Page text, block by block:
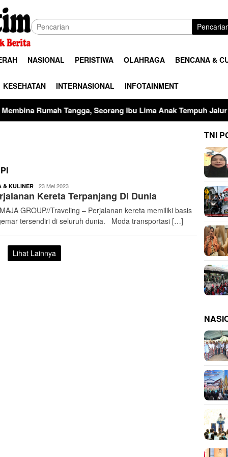
NASIONAL PERISTIWA OLAHRAGA BENCANA &
KESEHATAN INTERNASIONAL INFOTAINMENT
Seorang Ibu Lima Anak Tempuh Jalur Hukum Usai
& KULINERbuserjatim
23 Mei 2023
Kereta Terpanjang Di Dunia
GROUP//Traveling – Perjalanan kereta memiliki basis
tersendiri di seluruh dunia. Moda transportasi […]
Lihat Lainnya
TNI